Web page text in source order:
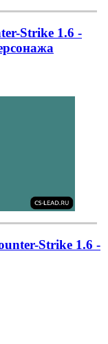
Strike 1.6 -
Strike 1.6 -